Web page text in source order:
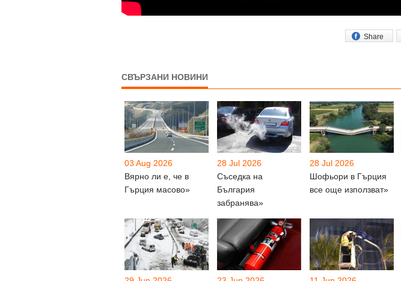
Share
СВЪРЗАНИ НОВИНИ
03 Aug 2026
Вярно ли е, че в
Гърция масово»
28 Jul 2026
Съседка на
България
забранява»
28 Jul 2026
Шофьори в Гърция
все още използват»